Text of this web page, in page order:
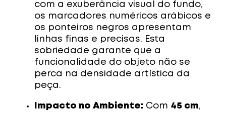
com a exuberância visual do fundo,
os marcadores numéricos arábicos e
os ponteiros negros apresentam
linhas finas e precisas. Esta
sobriedade garante que a
funcionalidade do objeto não se
perca na densidade artística da
peça.
Impacto no Ambiente: Com 45 cm,